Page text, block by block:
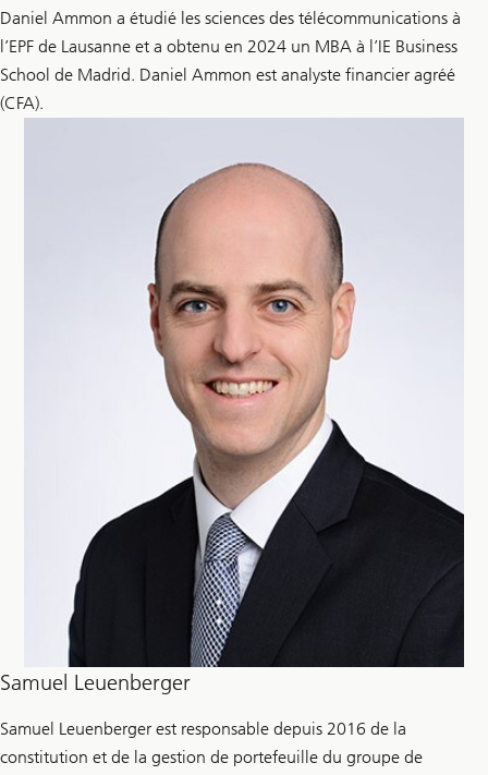
Daniel Ammon a étudié les sciences des télécommunications à
l’EPF de Lausanne et a obtenu en 2024 un MBA à l’IE Business
School de Madrid. Daniel Ammon est analyste financier agréé
(CFA).
Samuel Leuenberger
Samuel Leuenberger est responsable depuis 2016 de la
constitution et de la gestion de portefeuille du groupe de